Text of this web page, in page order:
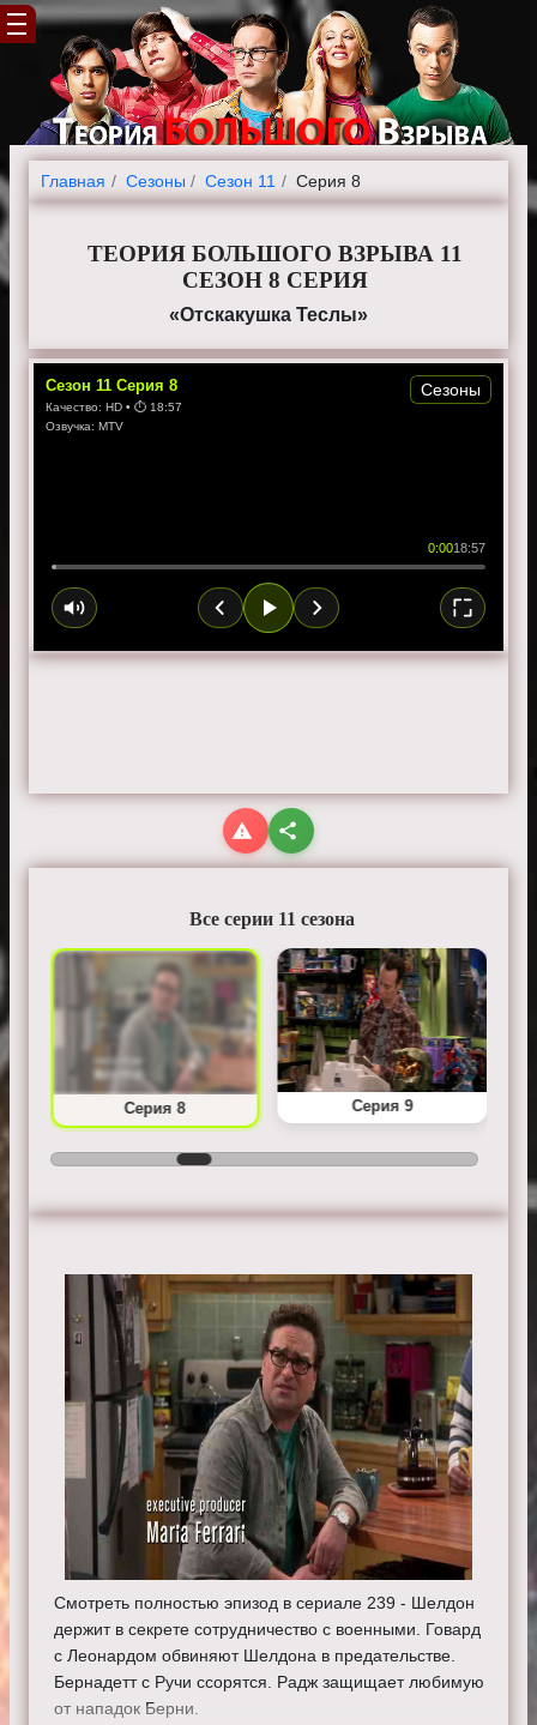
Главная Cезоны Сезон 11 Серия 8
ТЕОРИЯ БОЛЬШОГО ВЗРЫВА 11
СЕЗОН 8 СЕРИЯ
«Отскакушка Теслы»
Сезон 11 Серия 8
Качество: HD • ⏱ 18:57
Озвучка: MTV
0:0018:57
Сезоны
Все серии 11 сезона
Серия 8 Серия 9
Смотреть полностью эпизод в сериале 239 - Шелдон
держит в секрете сотрудничество с военными. Говард
с Леонардом обвиняют Шелдона в предательстве.
Бернадетт с Ручи ссорятся. Радж защищает любимую
от нападок Берни.